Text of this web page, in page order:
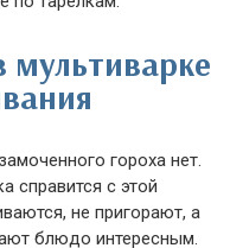
мультиварке
гороха нет.
справится с этой
не пригорают, а
блюдо интересным.